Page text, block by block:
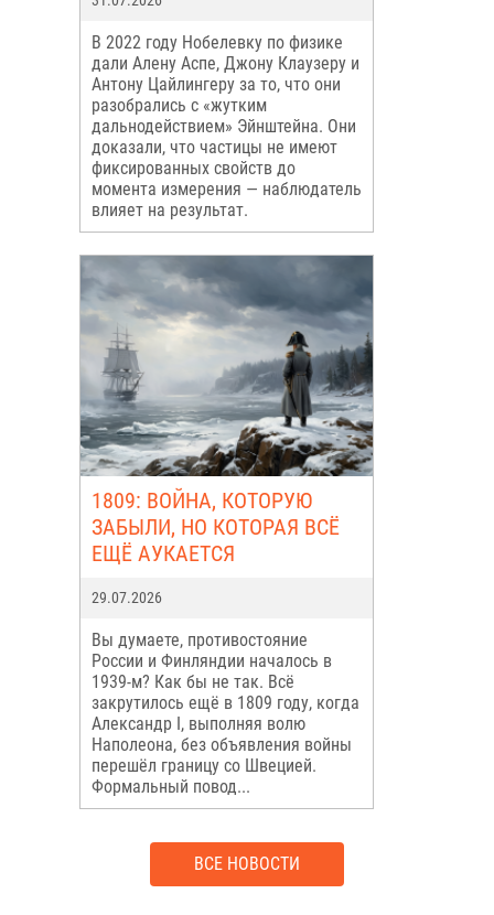
В 2022 году Нобелевку по физике
дали Алену Аспе, Джону Клаузеру и
Антону Цайлингеру за то, что они
разобрались с «жутким
дальнодействием» Эйнштейна. Они
доказали, что частицы не имеют
фиксированных свойств до
момента измерения — наблюдатель
влияет на результат.
1809: ВОЙНА, КОТОРУЮ
ЗАБЫЛИ, НО КОТОРАЯ ВСЁ
ЕЩЁ АУКАЕТСЯ
29.07.2026
Вы думаете, противостояние
России и Финляндии началось в
1939-м? Как бы не так. Всё
закрутилось ещё в 1809 году, когда
Александр I, выполняя волю
Наполеона, без объявления войны
перешёл границу со Швецией.
Формальный повод...
ВСЕ НОВОСТИ